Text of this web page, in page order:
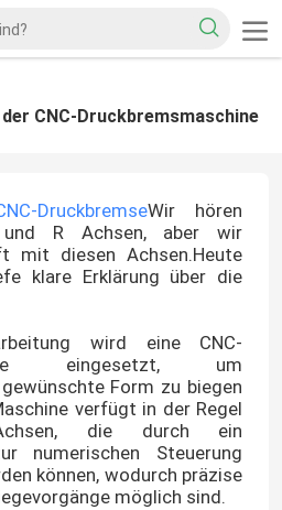
CNC-Druckbremsmaschine
DruckbremseWir hören
R Achsen, aber wir
mit diesen Achsen.Heute
klare Erklärung über die
wird eine CNC-
eingesetzt, um
Form zu biegen
verfügt in der Regel
die durch ein
numerischen Steuerung
können, wodurch präzise
möglich sind.